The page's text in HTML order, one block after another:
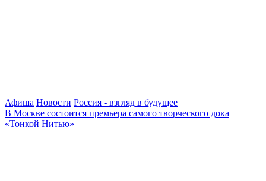
Афиша Новости Россия - взгляд в будущее
В Москве состоится премьера самого творческого дока
«Тонкой Нитью»